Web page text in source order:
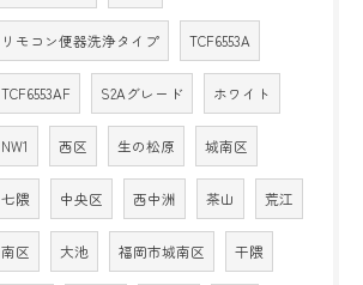
リモコン便器洗浄タイプ TCF6553A
TCF6553AF S2Aグレード ホワイト
NW1 西区 生の松原 城南区
七隈 中央区 西中洲 茶山 荒江
南区 大池 福岡市城南区 干隈